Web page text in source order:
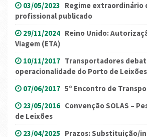
03/05/2023 Regime extraordinário
profissional publicado
29/11/2024 Reino Unido:
Viagem (ETA)
10/11/2017 Transportadores
operacionalidade do Porto de Leixões
07/06/2017 5º Encontro de
23/05/2016 Convenção SOLAS –
de Leixões
23/04/2025 Prazos: Substituição/